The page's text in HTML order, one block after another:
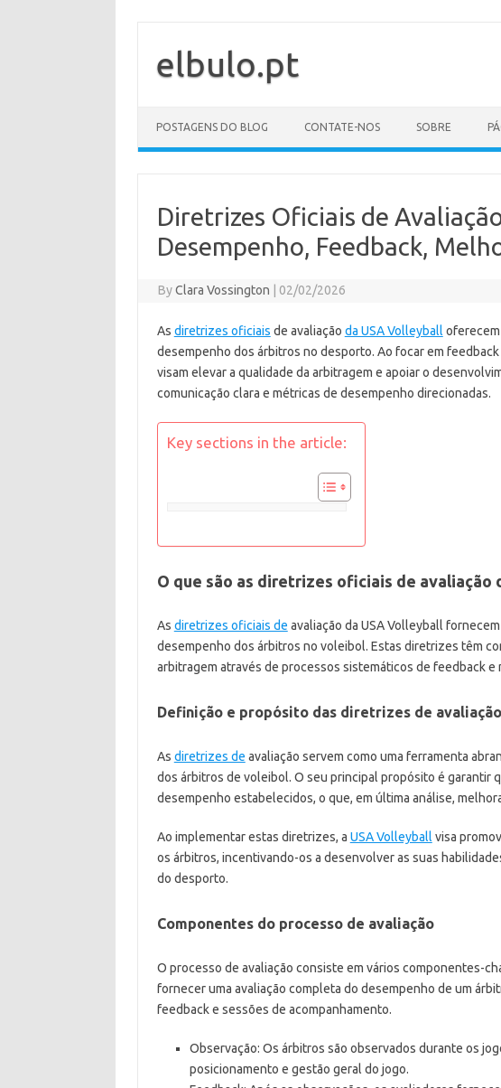
content
elbulo.pt
POSTAGENS DO BLOG CONTATE-NOS SOBRE
Diretrizes Oficiais de
Desempenho, Feedback,
ByClara Vossington 02/02/2026
As diretrizes oficiais de avaliação da USA Volleyball
desempenho dos árbitros no desporto. Ao focar em
visam elevar a qualidade da arbitragem e apoiar o
comunicação clara e métricas de desempenho direcionadas.
Key sections in the article:
O que são as diretrizes oficiais de avaliação
As diretrizes oficiais de avaliação da USA Volleyball
desempenho dos árbitros no voleibol. Estas diretrizes têm
arbitragem através de processos sistemáticos de feedback e
Definição e propósito das diretrizes de avaliação
As diretrizes de avaliação servem como uma ferramenta
dos árbitros de voleibol. O seu principal propósito é garantir
desempenho estabelecidos, o que, em última análise,
Ao implementar estas diretrizes, a USA Volleyball visa
os árbitros, incentivando-os a desenvolver as suas
do desporto.
Componentes do processo de avaliação
O processo de avaliação consiste em vários componentes-
fornecer uma avaliação completa do desempenho de um
feedback e sessões de acompanhamento.
Observação: Os árbitros são observados durante os
posicionamento e gestão geral do jogo.